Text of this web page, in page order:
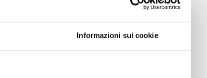
Informazioni sui cookie